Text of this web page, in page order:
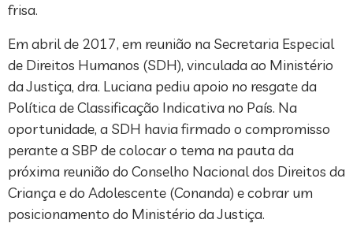
frisa.
Em abril de 2017, em reunião na Secretaria Especial
de Direitos Humanos (SDH), vinculada ao Ministério
da Justiça, dra. Luciana pediu apoio no resgate da
Política de Classificação Indicativa no País. Na
oportunidade, a SDH havia firmado o compromisso
perante a SBP de colocar o tema na pauta da
próxima reunião do Conselho Nacional dos Direitos da
Criança e do Adolescente (Conanda) e cobrar um
posicionamento do Ministério da Justiça.